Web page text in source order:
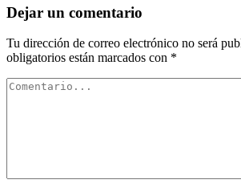
Dejar un comentario
Tu dirección de correo electrónico no será
obligatorios están marcados con *